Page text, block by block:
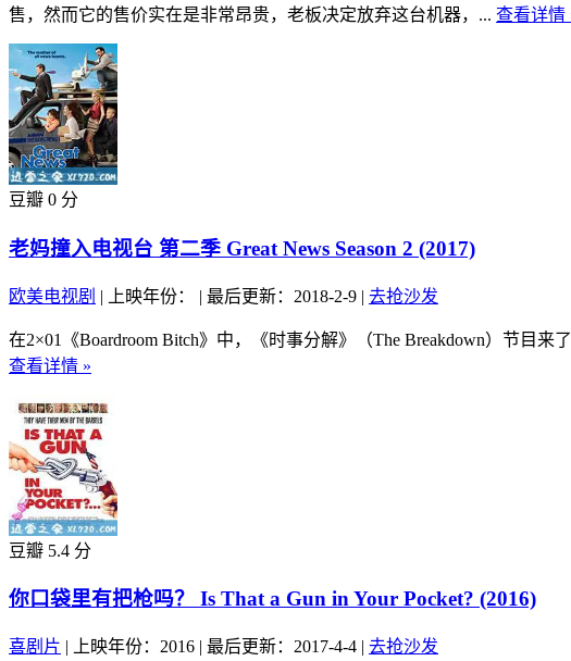
售，然而它的售价实在是非常昂贵，老板决定放弃这台机器，... 查看详情
豆瓣 0 分
老妈撞入电视台 第二季 Great News Season 2 (2017)
欧美电视剧 | 上映年份： | 最后更新：2018-2-9 | 去抢沙发
在2×01《Boardroom Bitch》中，《时事分解》（The Breakdown）节
查看详情 »
豆瓣 5.4 分
你口袋里有把枪吗？ Is That a Gun in Your Pocket? (2016)
喜剧片 | 上映年份：2016 | 最后更新：2017-4-4 | 去抢沙发